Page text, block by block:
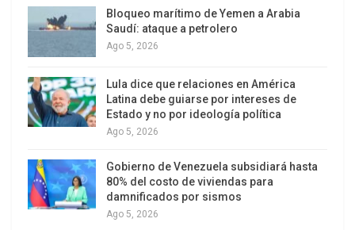
Bloqueo marítimo de Yemen a Arabia
Saudí: ataque a petrolero
Ago 5, 2026
Lula dice que relaciones en América
Latina debe guiarse por intereses de
Estado y no por ideología política
Ago 5, 2026
Gobierno de Venezuela subsidiará hasta
80% del costo de viviendas para
damnificados por sismos
Ago 5, 2026